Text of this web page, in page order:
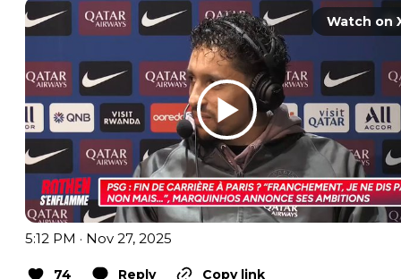
Watch on
5:12 PM · Nov 27, 2025
74 Reply
Copy link